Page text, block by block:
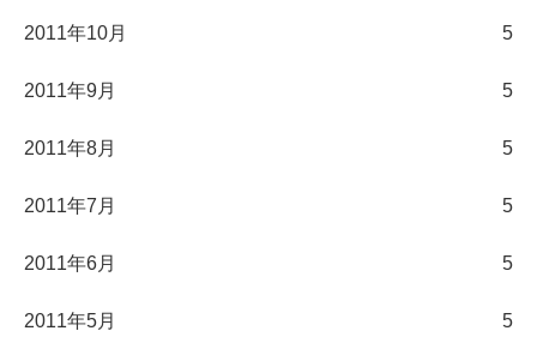
2011年10月 5
2011年9月 5
2011年8月 5
2011年7月 5
2011年6月 5
2011年5月 5